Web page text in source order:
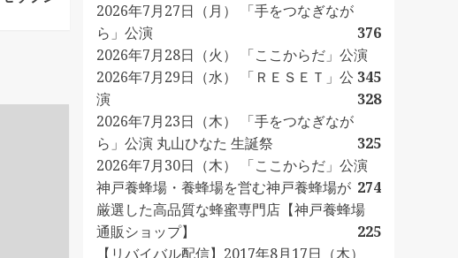
2026年7月27日（月） 「手をつなぎなが
ら」公演
376
2026年7月28日（火） 「ここからだ」公演
345
2026年7月29日（水） 「ＲＥＳＥＴ」公
演
328
2026年7月23日（木） 「手をつなぎなが
ら」公演 丸山ひなた 生誕祭
325
2026年7月30日（木） 「ここからだ」公演
274
神戸養蜂場・養蜂場を営む神戸養蜂場が
厳選した高品質な蜂蜜専門店【神戸養蜂場
通販ショップ】
225
【リバイバル配信】2017年8月17日（木）